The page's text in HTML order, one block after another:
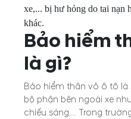
xe,... bị hư hỏng do tai nạn
khác.
Bảo hiểm
là gì?
Bảo hiểm thân vỏ ô tô
bộ phận bên ngoài xe
chiếu sáng,... Trong